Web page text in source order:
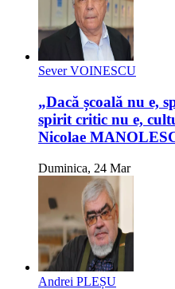
Sever VOINESCU
„Dacă școală nu e,
spirit critic nu e,
Nicolae
Duminica, 24 Mar
Andrei PLEȘU